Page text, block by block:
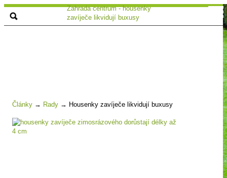
Zahrada centrum - housenky
zavíječe likvidují buxusy
Články → Rady → Housenky zavíječe likvidují buxusy